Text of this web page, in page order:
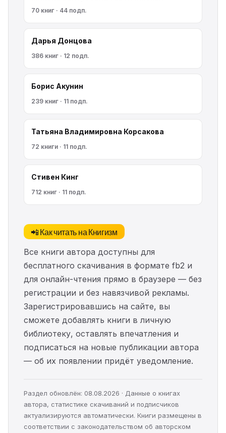
70 книг · 44 подп.
Дарья Донцова
386 книг · 12 подп.
Борис Акунин
239 книг · 11 подп.
Татьяна Владимировна Корсакова
72 книги · 11 подп.
Стивен Кинг
712 книг · 11 подп.
📲 Как читать на Книгизм
Все книги автора доступны для
бесплатного скачивания в формате fb2 и
для онлайн-чтения прямо в браузере — без
регистрации и без навязчивой рекламы.
Зарегистрировавшись на сайте, вы
сможете добавлять книги в личную
библиотеку, оставлять впечатления и
подписаться на новые публикации автора
— об их появлении придёт уведомление.
Раздел обновлён: 08.08.2026 · Данные о книгах
автора, статистике скачиваний и подписчиков
актуализируются автоматически. Книги размещены в
соответствии с законодательством об авторском